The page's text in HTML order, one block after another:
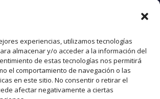
experiencias, utilizamos tecnologías
almacenar y/o acceder a la información del
de estas tecnologías nos permitirá
el comportamiento de navegación o las
en este sitio. No consentir o retirar el
afectar negativamente a ciertas
de LGTBIfobia